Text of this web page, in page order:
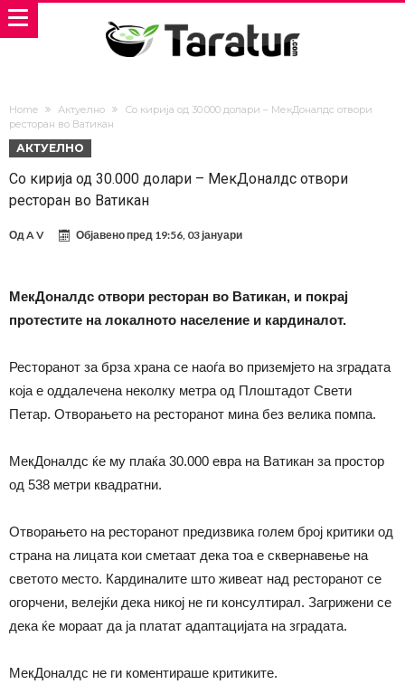
Home Актуелно
Со кирија од 30.000 долари – МекДоналдс отвори
ресторан во Ватикан
АКТУЕЛНО
Со кирија од 30.000 долари – МекДоналдс отвори
ресторан во Ватикан
ОдA V Објавено пред 19:56, 03 јануари
МекДоналдс отвори ресторан во Ватикан, и покрај
протестите на локалното население и кардиналот.
Ресторанот за брза храна се наоѓа во приземјето на зградата
која е оддалечена неколку метра од Плоштадот Свети
Петар. Отворањето на ресторанот мина без велика помпа.
МекДоналдс ќе му плаќа 30.000 евра на Ватикан за простор
од 538 метри квадратни.
Отворањето на ресторанот предизвика голем број критики од
страна на лицата кои сметаат дека тоа е сквернавење на
светото место. Кардиналите што живеат над ресторанот се
огорчени, велејќи дека никој не ги консултирал. Загрижени се
дека ќе мораат да ја платат адаптацијата на зградата.
МекДоналдс не ги коментираше критиките.